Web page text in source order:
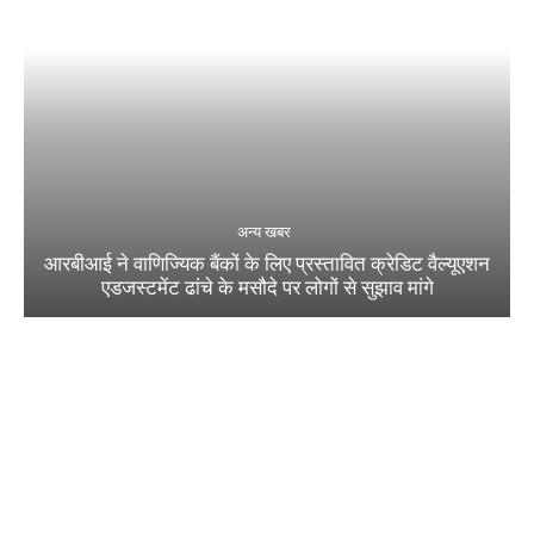
अन्य खबर
आरबीआई ने वाणिज्यिक बैंकों के लिए प्रस्तावित क्रेडिट वैल्यूएशन
एडजस्टमेंट ढांचे के मसौदे पर लोगों से सुझाव मांगे